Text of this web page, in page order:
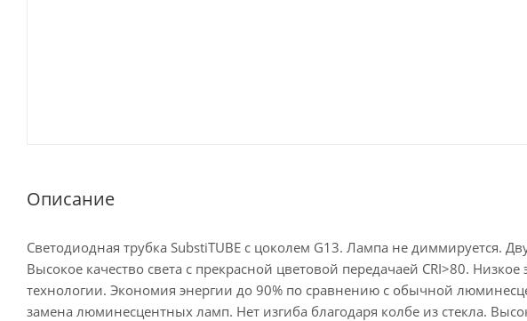
Описание
Светодиодная трубка SubstiTUBE с цоколем G13. Лампа не диммируется.
Высокое качество света с прекрасной цветовой передачаей CRI>80.
технологии. Экономия энергии до 90% по сравнению с обычной
замена люминесцентных ламп. Нет изгиба благодаря колбе из стекла.